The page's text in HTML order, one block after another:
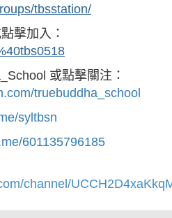
tbsstation/
擊加入：
或點擊關注：
truebuddha_school
syltbsn
601135796185
channel/